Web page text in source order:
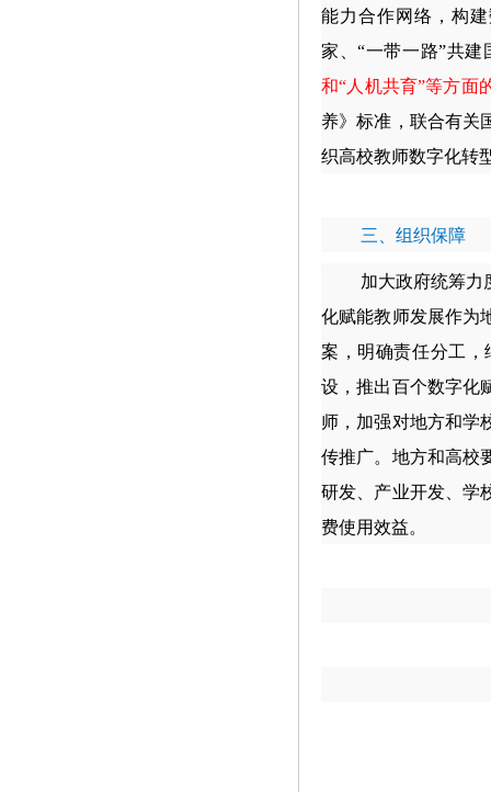
能力合作网络，构
家、“一带一路”共
和“人机共育”等方面
养》标准，联合有关
织高校教师数字化转
三、组织保障
加大政府统筹力
化赋能教师发展作为
案，明确责任分工，
设，推出百个数字化
师，加强对地方和学
传推广。地方和高校
研发、产业开发、学
费使用效益。